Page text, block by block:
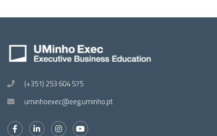
(+351) 253 604 575
uminhoexec@eeg.uminho.pt